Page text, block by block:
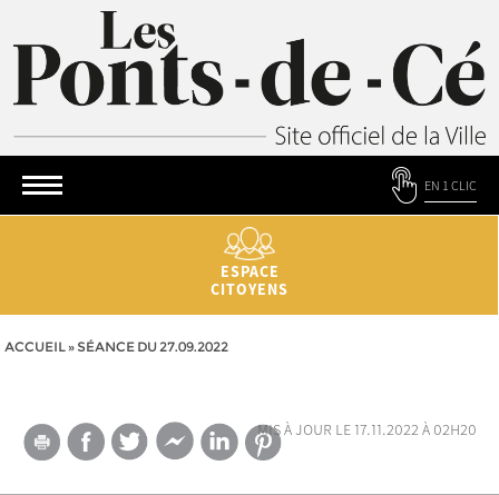
EN 1 CLIC
ESPACE
CITOYENS
ACCUEIL» SÉANCE DU 27.09.2022
mis à jour le 17.11.2022 à 02h20